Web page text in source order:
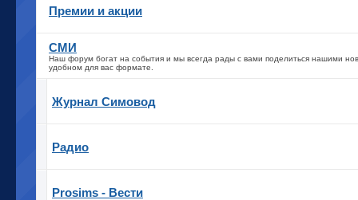
Премии и акции
СМИ
Наш форум богат на события и мы всегда рады с вами поделиться нашими
удобном для вас формате.
Журнал Симовод
Радио
Prosims - Вести